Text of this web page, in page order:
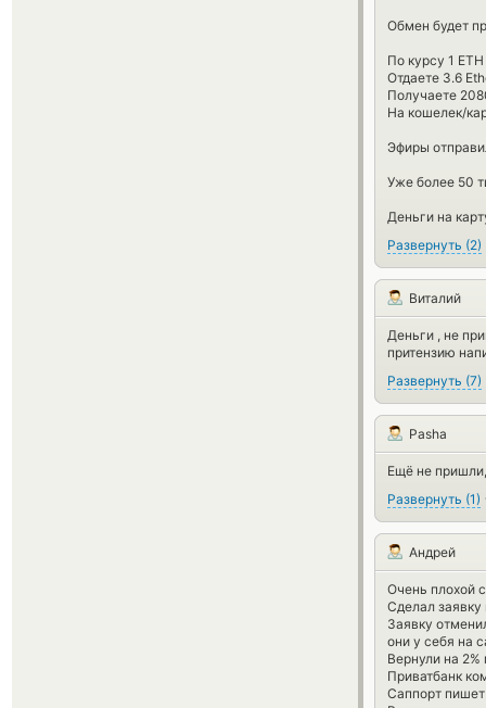
Обмен будет
По курсу 1
Отдаете 3.6
Получаете
На кошелек/
Эфиры
Уже более 50
Деньги на
Развернуть (2)
Виталий
Деньги , не
притензию
Развернуть (7)
Pasha
Ещё не
Развернуть (1)
Андрей
Очень плохой
Сделал
Заявку
они у себя на
Вернули на
Приватбанк
Саппорт